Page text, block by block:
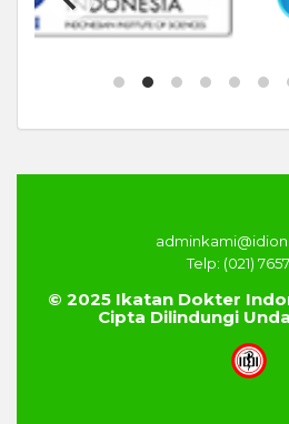
Telp: (021)
© 2025 Ikatan Dokter
Cipta Dilindungi